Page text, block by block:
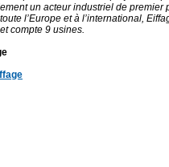
un acteur industriel de premier
l’Europe et à l’international,
compte 9 usines.